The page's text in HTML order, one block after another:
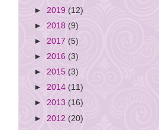
► 2019 (12)
► 2018 (9)
► 2017 (5)
► 2016 (3)
► 2015 (3)
► 2014 (11)
► 2013 (16)
► 2012 (20)